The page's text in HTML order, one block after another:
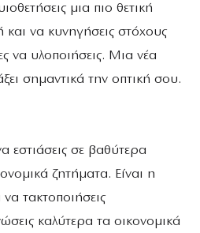
μια πιο θετική
να κυνηγήσεις στόχους
να υλοποιήσεις. Μια νέα
σημαντικά την οπτική σου.
εστιάσεις σε βαθύτερα
ζητήματα. Είναι η
τακτοποιήσεις
καλύτερα τα οικονομικά